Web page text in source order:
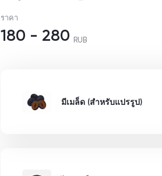
ราคา
180 - 280 RUB
มีเมล็ด (สำหรับแปรรูป)